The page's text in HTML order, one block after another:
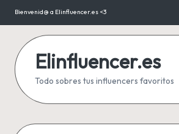
Saltar
contenido
Bienvenid@ a Elinfluencer.es <3
Elinfluencer.es
Todo sobres tus influencers favoritos